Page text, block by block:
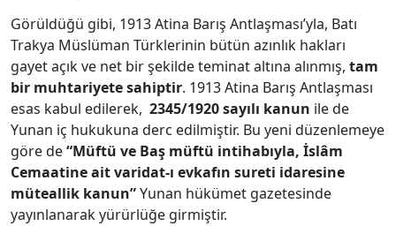
Görüldüğü gibi, 1913 Atina Barış Antlaşması’yla, Batı
Trakya Müslüman Türklerinin bütün azınlık hakları
gayet açık ve net bir şekilde teminat altına alınmış, tam
bir muhtariyete sahiptir. 1913 Atina Barış Antlaşması
esas kabul edilerek, 2345/1920 sayılı kanun ile de
Yunan iç hukukuna derc edilmiştir. Bu yeni düzenlemeye
göre de“Müftü ve Baş müftü intihabıyla, İslâm
Cemaatine ait varidat-ı evkafın sureti idaresine
müteallik kanun”Yunan hükümet gazetesinde
yayınlanarak yürürlüğe girmiştir.